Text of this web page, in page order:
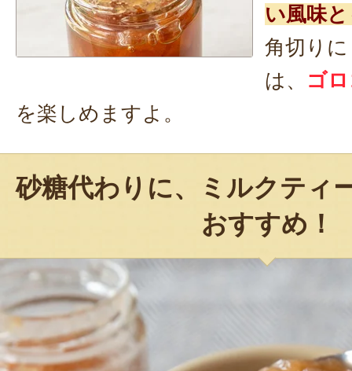
い風味
角切り
は、
ゴ
を楽しめますよ。
砂糖代わりに、ミルクティ
おすすめ！